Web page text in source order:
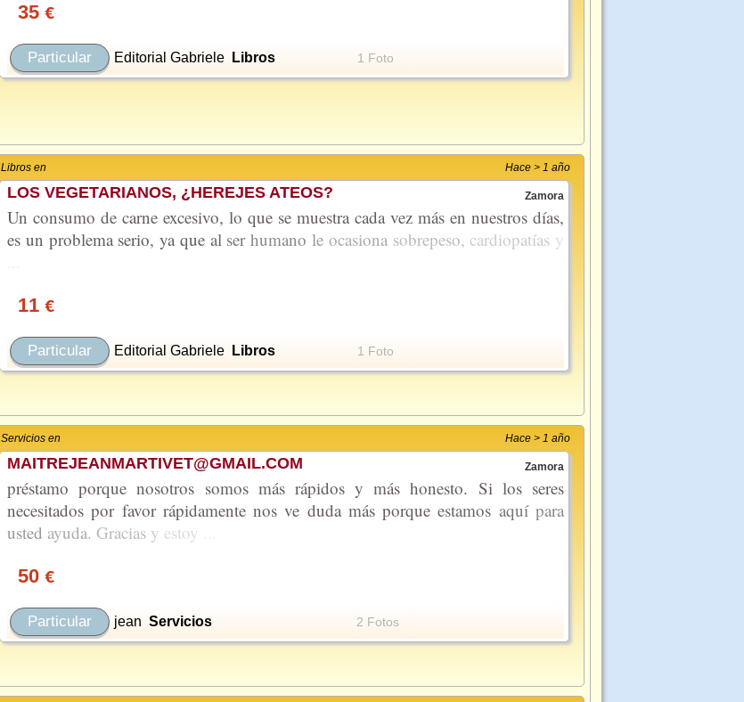
35 €
Particular Editorial Gabriele Libros 1 Foto
Libros en Hace > 1 año
LOS VEGETARIANOS, ¿HEREJES ATEOS? Zamora
Un consumo de carne excesivo, lo que se muestra cada vez más en nuestros días,
es un problema serio, ya que al serhumano le ocasiona sobrepeso,cardiopatías y
11 €
Particular Editorial Gabriele Libros 1 Foto
Servicios en Hace > 1 año
MAITREJEANMARTIVET@GMAIL.COM Zamora
préstamo porque nosotros somos más rápidos y más honesto. Si los seres
necesitados por favor rápidamente nos ve duda más porqueestamos aquípara
usted ayuda. Gracias y estoy
50 €
Particular jean Servicios 2 Fotos